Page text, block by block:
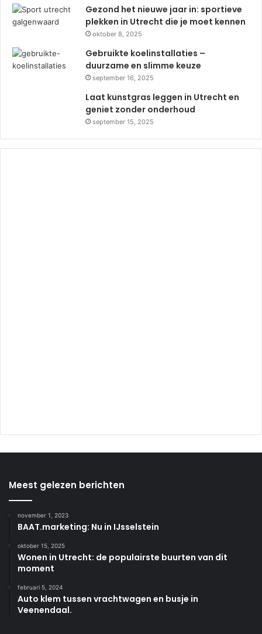
Gezond het nieuwe jaar in: sportieve
plekken in Utrecht die je moet kennen
oktober 8, 2025
Gebruikte koelinstallaties –
duurzame en slimme keuze
september 16, 2025
Laat kunstgras leggen in Utrecht en
geniet zonder onderhoud
september 15, 2025
Meest gelezen berichten
november 1, 2023
BAAT.marketing: Nu in IJsselstein
oktober 15, 2025
Wonen in Utrecht: de populairste buurten van dit
moment
februari 5, 2024
Auto klem tussen vrachtwagen en busje in
Veenendaal.